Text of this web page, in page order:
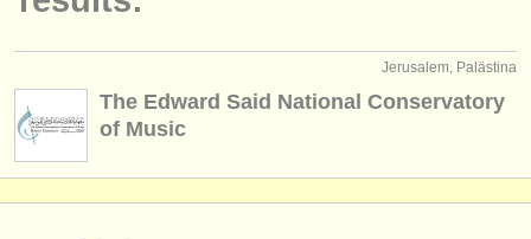
musicalchairs:
kontakt
Jerusalem, Palästina
The Edward Said National Conservatory
of Music